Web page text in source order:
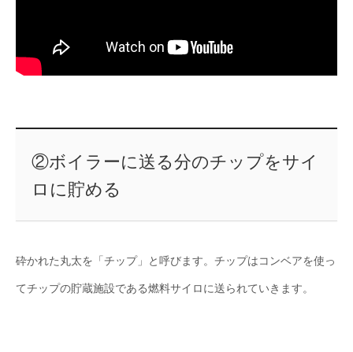
②ボイラーに送る分のチップをサイ
ロに貯める
砕かれた丸太を「チップ」と呼びます。チップはコンベアを使っ
てチップの貯蔵施設である燃料サイロに送られていきます。